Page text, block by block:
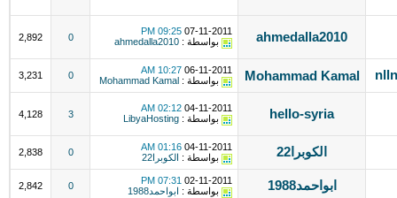
ahmedalla2010
07-11-2011
09:25 PM
بواسطة : ahmedalla2010
0
2,892
Mohammad Kamal
06-11-2011
10:27 AM
بواسطة : Mohammad Kamal
0
3,231
hello-syria
04-11-2011
02:12 AM
بواسطة : LibyaHosting
3
4,128
الكوبرا22 04-11-2011
01:16 AM
بواسطة :
الكوبرا22 0
2,838
ابواحمد1988 02-11-2011
07:31 PM
بواسطة :
ابواحمد1988 0
2,842